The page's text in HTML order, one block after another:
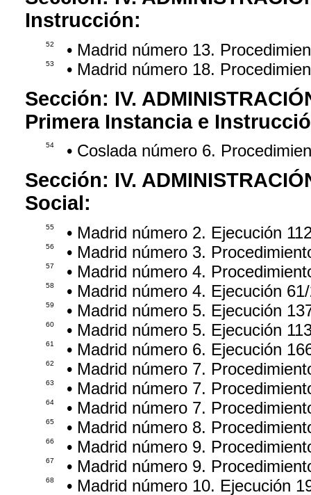
Instrucción:
52 • Madrid número 13.
53 • Madrid número 18.
Sección: IV.
Primera Instancia e
54 • Coslada número 6.
Sección: IV.
Social:
55 • Madrid número 2. Ejecución
56 • Madrid número 3.
57 • Madrid número 4.
58 • Madrid número 4. Ejecución
59 • Madrid número 5. Ejecución
60 • Madrid número 5. Ejecución
61 • Madrid número 6. Ejecución
62 • Madrid número 7.
63 • Madrid número 7.
64 • Madrid número 7.
65 • Madrid número 8.
66 • Madrid número 9.
67 • Madrid número 9.
68 • Madrid número 10. Ejecución